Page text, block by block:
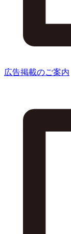
広告掲載のご案内